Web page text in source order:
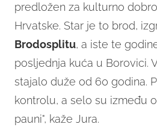
predložen za kulturno
Hrvatske. Star je to brod,
Brodosplitu, a iste te
posljednja kuća u Borovici.
stajalo duže od 60 godina.
kontrolu, a selo su između
pauni", kaže Jura.